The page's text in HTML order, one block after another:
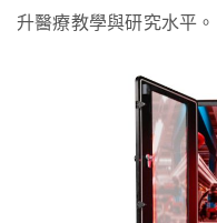
升醫療教學與研究水平。